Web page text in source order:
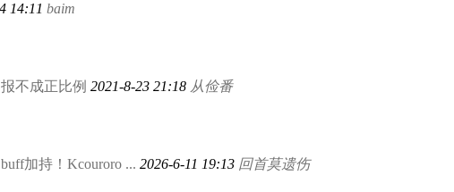
14:11 baim
不成正比例 2021-8-23 21:18 从俭番
加持！Kcouroro ... 2026-6-11 19:13 回首莫遗伤